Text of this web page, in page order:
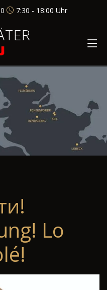
7:30 - 18:00 Uhr
Lo